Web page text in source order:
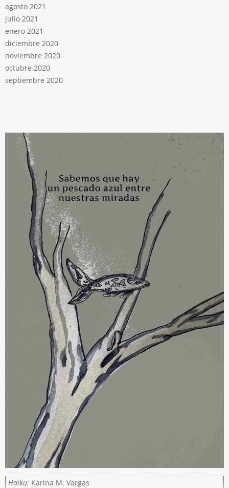
agosto 2021
julio 2021
enero 2021
diciembre 2020
noviembre 2020
octubre 2020
septiembre 2020
Haiku: Karina M. Vargas